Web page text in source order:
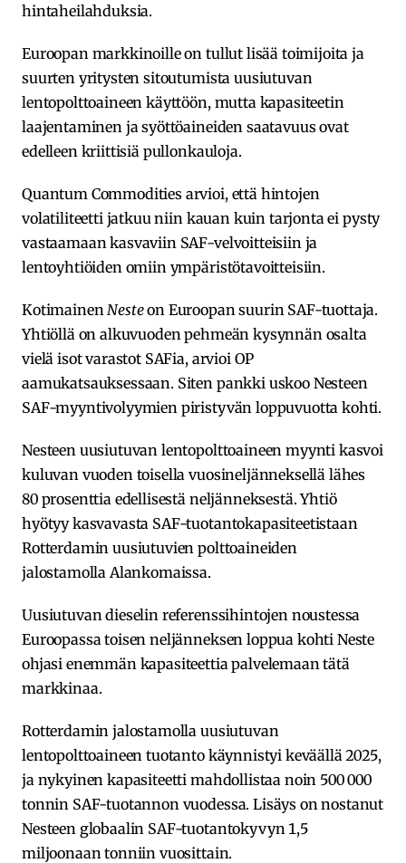
hintaheilahduksia.
Euroopan markkinoille on tullut lisää toimijoita ja
suurten yritysten sitoutumista uusiutuvan
lentopolttoaineen käyttöön, mutta kapasiteetin
laajentaminen ja syöttöaineiden saatavuus ovat
edelleen kriittisiä pullonkauloja.
Quantum Commodities arvioi, että hintojen
volatiliteetti jatkuu niin kauan kuin tarjonta ei pysty
vastaamaan kasvaviin SAF-velvoitteisiin ja
lentoyhtiöiden omiin ympäristötavoitteisiin.
Kotimainen Nesteon Euroopan suurin SAF-tuottaja.
Yhtiöllä on alkuvuoden pehmeän kysynnän osalta
vielä isot varastot SAFia, arvioi OP
aamukatsauksessaan. Siten pankki uskoo Nesteen
SAF-myyntivolyymien piristyvän loppuvuotta kohti.
Nesteen uusiutuvan lentopolttoaineen myynti kasvoi
kuluvan vuoden toisella vuosineljänneksellä lähes
80 prosenttia edellisestä neljänneksestä. Yhtiö
hyötyy kasvavasta SAF-tuotantokapasiteetistaan
Rotterdamin uusiutuvien polttoaineiden
jalostamolla Alankomaissa.
Uusiutuvan dieselin referenssihintojen noustessa
Euroopassa toisen neljänneksen loppua kohti Neste
ohjasi enemmän kapasiteettia palvelemaan tätä
markkinaa.
Rotterdamin jalostamolla uusiutuvan
lentopolttoaineen tuotanto käynnistyi keväällä 2025,
ja nykyinen kapasiteetti mahdollistaa noin 500 000
tonnin SAF-tuotannon vuodessa. Lisäys on nostanut
Nesteen globaalin SAF-tuotantokyvyn 1,5
miljoonaan tonniin vuosittain.